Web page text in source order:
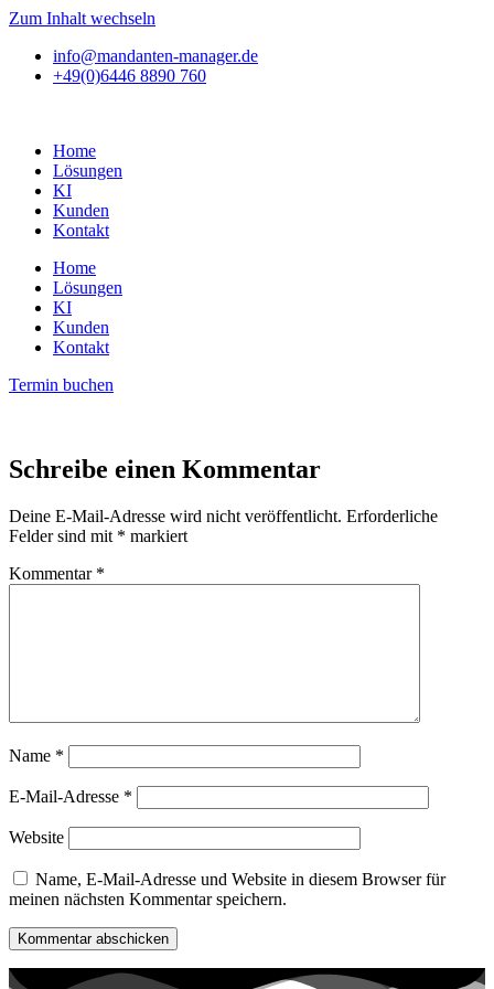
Zum Inhalt wechseln
info@mandanten-manager.de
+49(0)6446 8890 760
Home
Lösungen
KI
Kunden
Kontakt
Home
Lösungen
KI
Kunden
Kontakt
Termin buchen
Schreibe einen Kommentar
Deine E-Mail-Adresse wird nicht veröffentlicht. Erforderliche
Felder sind mit * markiert
Kommentar *
Name *
E-Mail-Adresse *
Website
Name, E-Mail-Adresse und Website in diesem Browser für
meinen nächsten Kommentar speichern.